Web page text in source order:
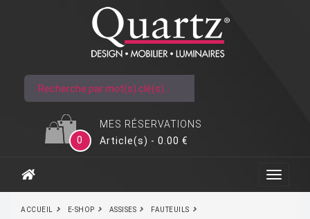
MES RÉSERVATIONS
0
Article(s) - 0.00 €
ACCUEIL E-SHOP ASSISES
FAUTEUILS